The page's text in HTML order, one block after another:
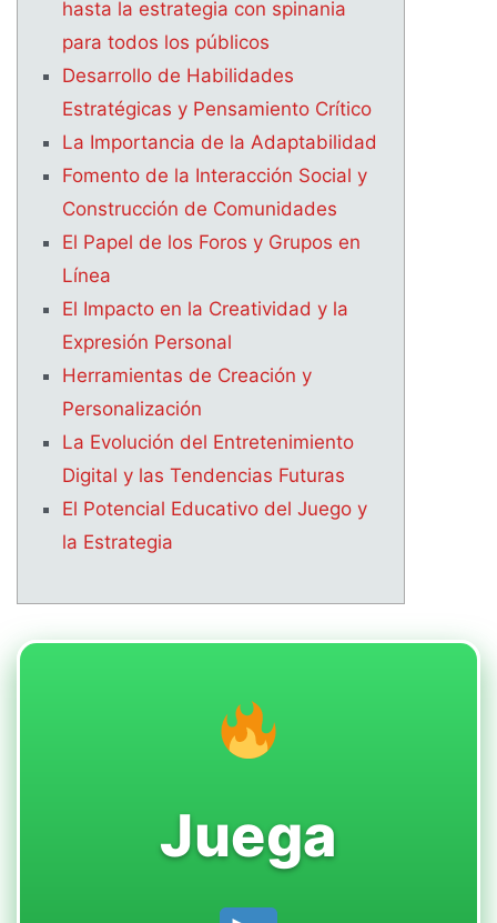
hasta la estrategia con spinania
para todos los públicos
Desarrollo de Habilidades
Estratégicas y Pensamiento Crítico
La Importancia de la Adaptabilidad
Fomento de la Interacción Social y
Construcción de Comunidades
El Papel de los Foros y Grupos en
Línea
El Impacto en la Creatividad y la
Expresión Personal
Herramientas de Creación y
Personalización
La Evolución del Entretenimiento
Digital y las Tendencias Futuras
El Potencial Educativo del Juego y
la Estrategia
Juega